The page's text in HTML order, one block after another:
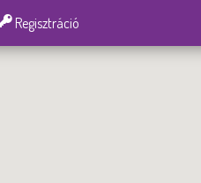
Regisztráció